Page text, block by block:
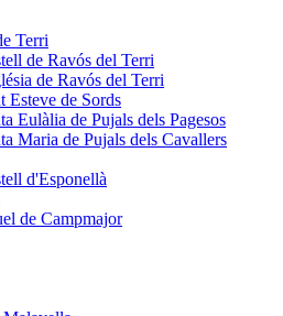
Terri
de Ravós del Terri
de Ravós del Terri
Esteve de Sords
Eulàlia de Pujals dels Pagesos
Maria de Pujals dels Cavallers
d'Esponellà
de Campmajor